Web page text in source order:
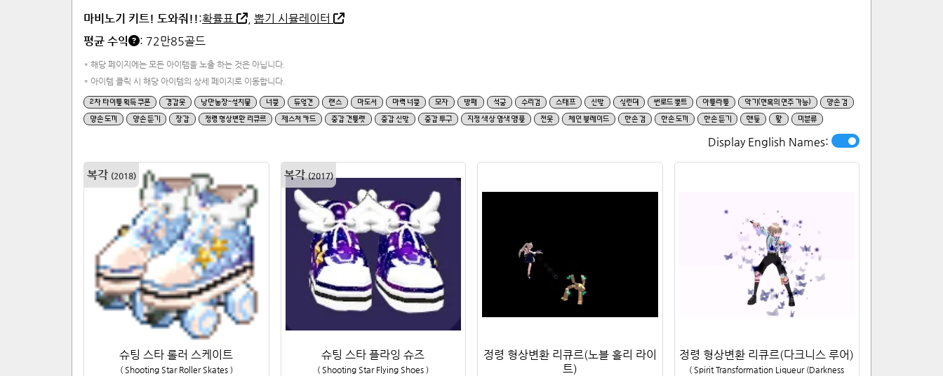
마비노기 키트! 도와줘!!:확률표
뽑기 시뮬레이터
평균 수익
: 72만85골드
* 해당 페이지에는 모든 아이템을 노출 하는 것은 아닙니다.
* 아이템 클릭 시 해당 아이템의 상세 페이지로 이동합니다.
2차 타이틀 획득 쿠폰 경갑옷 낭만농장-설치물 너클 듀얼건 랜스 마도서 마력 너클 모자 방패 석궁 수리검 스태프 신발 실린더 썬로드 콜트 아틀라틀 악기(현혹의 연주 가능)
양손 검
양손 도끼
양손 둔기 장갑 정령 형상변환 리큐르 제스처 카드 중갑 건틀렛 중갑 신발 중갑 투구 지정 색상 염색 앰플 천옷 체인 블레이드 한손 검 한손 도끼 한손 둔기 핸들 활 미분류
Display English Names:
복각 (2018)
슈팅 스타 롤러 스케이트
( Shooting Star Roller Skates)
복각(2017)
슈팅 스타 플라잉 슈즈
(Shooting Star Flying Shoes )
정령 형상변환 리큐르(노블 홀리 라이
트)
정령 형상변환 리큐르(다크니스 루어)
(Spirit Transformation Liqueur (Darkness